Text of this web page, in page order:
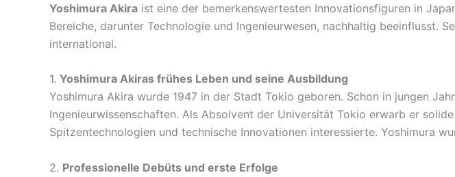
Yoshimura Akira ist eine der bemerkenswertesten Innovationsfiguren in
Bereiche, darunter Technologie und Ingenieurwesen, nachhaltig beeinflusst.
international.
1. Yoshimura Akiras frühes Leben und seine Ausbildung
Yoshimura Akira wurde 1947 in der Stadt Tokio geboren. Schon in jungen
Ingenieurwissenschaften. Als Absolvent der Universität Tokio erwarb er
Spitzentechnologien und technische Innovationen interessierte. Yoshimura
2. Professionelle Debüts und erste Erfolge